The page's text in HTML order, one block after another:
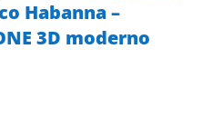
Habanna –
3D moderno